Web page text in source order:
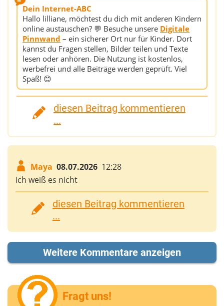
Dein Internet-ABC
Hallo lilliane, möchtest du dich mit anderen Kindern
online austauschen? 💬 Besuche unsere Digitale
Pinnwand – ein sicherer Ort nur für Kinder. Dort
kannst du Fragen stellen, Bilder teilen und Texte
lesen oder anhören. Die Nutzung ist kostenlos,
werbefrei und alle Beiträge werden geprüft. Viel
Spaß! 😊
diesen Beitrag kommentieren
...
Maya 08.07.2026 12:28
ich weiß es nicht
diesen Beitrag kommentieren
...
Weitere Kommentare anzeigen
Fragt uns!